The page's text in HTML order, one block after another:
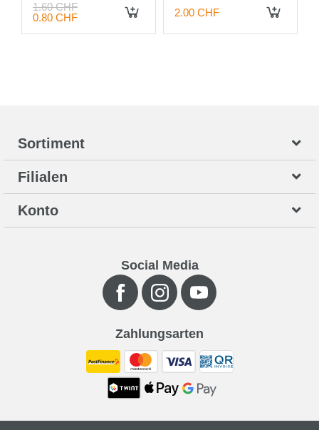
1.60 CHF
0.80 CHF
2.00 CHF
Sortiment
Filialen
Konto
Social Media
Zahlungsarten